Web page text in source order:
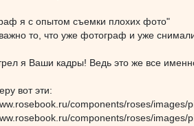
я с опытом съемки плохих фото"
то, что уже фотограф и уже
я Ваши кадры! Ведь это же все
вот эти:
components/roses/images/
components/roses/images/